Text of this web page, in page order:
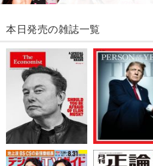
本日発売の雑誌一覧